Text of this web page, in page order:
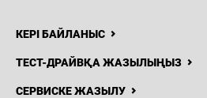
КЕРІ БАЙЛАНЫС
ТЕСТ-ДРАЙВҚА ЖАЗЫЛЫҢЫЗ
СЕРВИСКЕ ЖАЗЫЛУ